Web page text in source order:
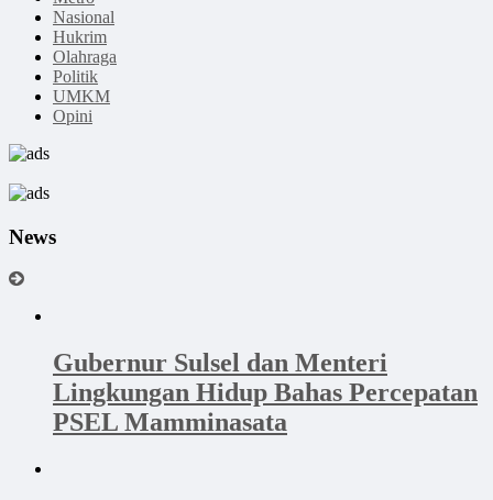
Nasional
Hukrim
Olahraga
Politik
UMKM
Opini
News
Gubernur Sulsel dan Menteri
Lingkungan Hidup Bahas Percepatan
PSEL Mamminasata